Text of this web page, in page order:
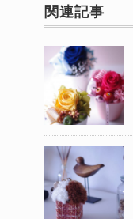
関連記事